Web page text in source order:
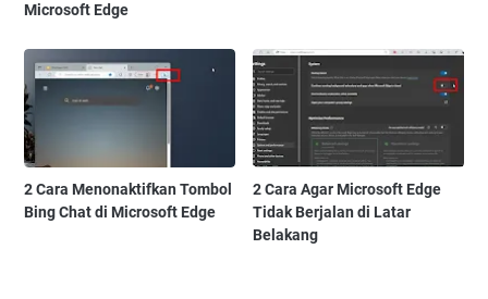
Microsoft Edge
2 Cara Menonaktifkan Tombol
Bing Chat di Microsoft Edge
2 Cara Agar Microsoft Edge
Tidak Berjalan di Latar
Belakang